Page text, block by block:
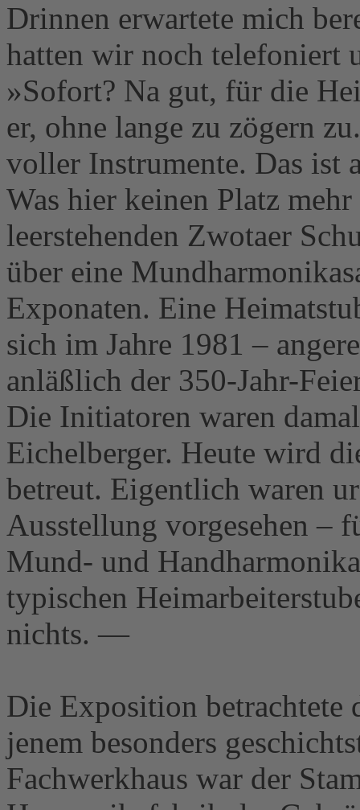
Drinnen erwartete mich
hatten wir noch telefoniert
»Sofort? Na gut, für die
er, ohne lange zu zögern
voller Instrumente. Das ist
Was hier keinen Platz
leerstehenden Zwotaer
über eine
Exponaten. Eine
sich im Jahre 1981 –
anläßlich der 350-Jahr-
Die Initiatoren waren
Eichelberger. Heute wird
betreut. Eigentlich waren
Ausstellung vorgesehen –
Mund- und
typischen
nichts. —
Die Exposition betrachtete
jenem besonders
Fachwerkhaus war der